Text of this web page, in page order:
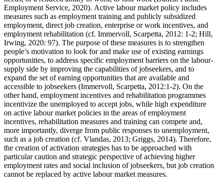
Employment Service, 2020). Active labour market policy includes
measures such as employment training and publicly subsidized
employment, direct job creation, enterprise or work incentives, and
employment rehabilitation (cf. Immervoll, Scarpetta, 2012: 1-2; Hill,
Irwing, 2020: 97). The purpose of these measures is to strengthen
people’s motivation to look for and make use of existing earnings
opportunities, to address specific employment barriers on the labour-
supply side by improving the capabilities of jobseekers, and to
expand the set of earning opportunities that are available and
accessible to jobseekers (Immervoll, Scarpetta, 2012:1-2). On the
other hand, employment incentives and rehabilitation programmes
incentivize the unemployed to accept jobs, while high expenditure
on active labour market policies in the areas of employment
incentives, rehabilitation measures and training can compete and,
more importantly, diverge from public responses to unemployment,
such as a job creation (cf. Vlandas, 2013; Griggs, 2014). Therefore,
the creation of activation strategies has to be approached with
particular caution and strategic perspective of achieving higher
employment rates and social inclusion of jobseekers, but job creation
cannot be replaced by active labour market measures.